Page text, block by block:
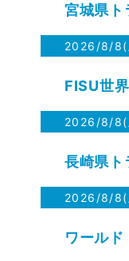
宮城県ト
2026/8/8(
FISU世
2026/8/8(
長崎県ト
2026/8/8(
ワール